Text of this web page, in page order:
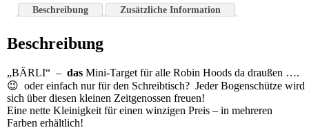
Beschreibung Zusätzliche Information
Beschreibung
„BÄRLI“ –das Mini-Target für alle Robin Hoods da draußen ….
😉 oder einfach nur für den Schreibtisch? Jeder Bogenschütze wird
sich über diesen kleinen Zeitgenossen freuen!
Eine nette Kleinigkeit für einen winzigen Preis – in mehreren
Farben erhältlich!